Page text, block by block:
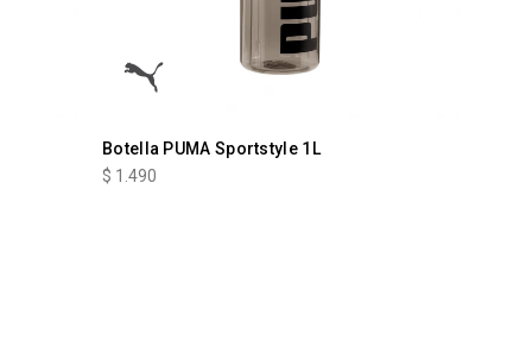
Botella PUMA Sportstyle 1L
$ 1.490